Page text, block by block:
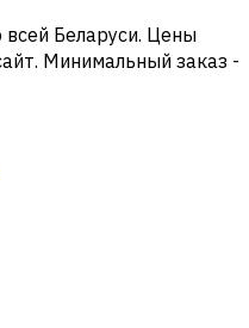
Беларуси. Цены
Минимальный заказ -